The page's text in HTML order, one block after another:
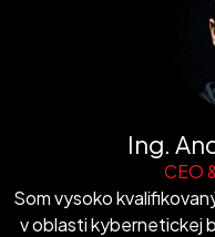
Ing.
CEO
Som vysoko
v oblasti kybernetickej